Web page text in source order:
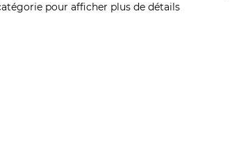
pour afficher plus de détails